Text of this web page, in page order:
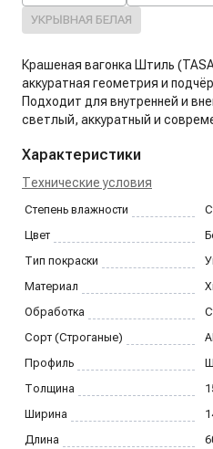
УКРЫВНАЯ БЕЛАЯ
Крашеная вагонка Штиль
аккуратная геометрия и
Подходит для внутренней и
светлый, аккуратный и
Характеристики
Технические условия
Степень влажности
Цвет
Тип покраски
Материал
Обработка
Сорт (Строганые)
Профиль
Толщина
Ширина
Длина